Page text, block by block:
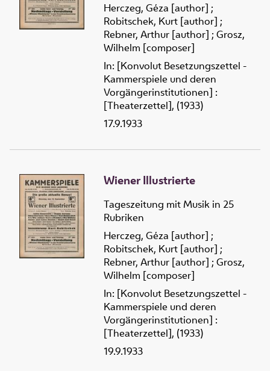
Herczeg, Géza [author] ;
Robitschek, Kurt [author] ;
Rebner, Arthur [author] ; Grosz,
Wilhelm [composer]
In: [Konvolut Besetzungszettel -
Kammerspiele und deren
Vorgängerinstitutionen] :
[Theaterzettel], (1933)
17.9.1933
Wiener Illustrierte
Tageszeitung mit Musik in 25
Rubriken
Herczeg, Géza [author] ;
Robitschek, Kurt [author] ;
Rebner, Arthur [author] ; Grosz,
Wilhelm [composer]
In: [Konvolut Besetzungszettel -
Kammerspiele und deren
Vorgängerinstitutionen] :
[Theaterzettel], (1933)
19.9.1933